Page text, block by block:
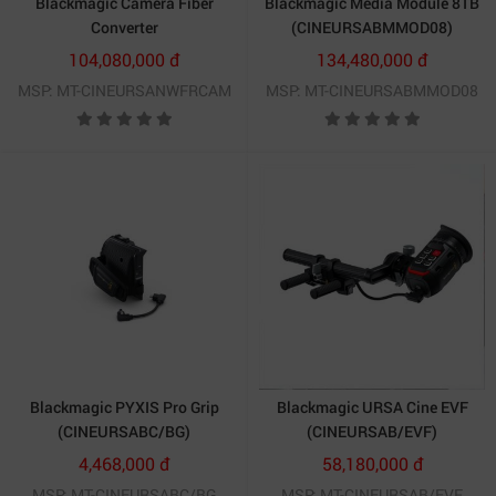
Kiểm soát hình ảnh chuẩn cinema với Blackmagic PYXIS
Monitor Full HD cảm ứng.
Converter
(CINEURSANWFRCAM)
104,080,000 đ
MSP: MT-CINEURSANWFRCAM
(CINEURSABMMOD08)
134,480,000 đ
MSP: MT-CINEURSABMMOD08
Blackmagic PYXIS Pro Grip
(CINEURSABC/BG)
4,468,000 đ
Blackmagic URSA Cine EVF
(CINEURSAB/EVF)
58,180,000 đ